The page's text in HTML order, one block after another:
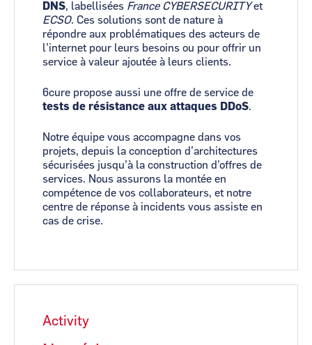
DNS, labellisées France CYBERSECURITYet
ECSO. Ces solutions sont de nature à
répondre aux problématiques des acteurs de
l’internet pour leurs besoins ou pour offrir un
service à valeur ajoutée à leurs clients.
6cure propose aussi une offre de service de
tests de résistance aux attaques DDoS.
Notre équipe vous accompagne dans vos
projets, depuis la conception d’architectures
sécurisées jusqu’à la construction d’offres de
services. Nous assurons la montée en
compétence de vos collaborateurs, et notre
centre de réponse à incidents vous assiste en
cas de crise.
Activity